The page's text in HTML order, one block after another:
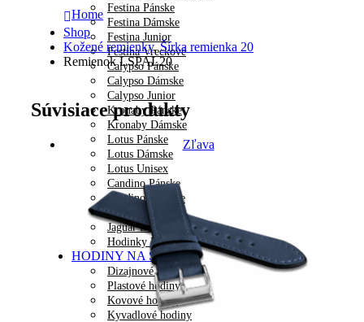
Festina Pánske
Festina Dámske
Festina Junior
Festina Vreckové
Calypso Pánske
Calypso Dámske
Calypso Junior
Kronaby Pánske
Kronaby Dámske
Lotus Pánske
Lotus Dámske
Lotus Unisex
Candino Pánske
Candino Dámske
Jaguar Pánske
Jaguar Dámske
Hodinky LAVVU
HODINY NA STENU
Dizajnové hodiny
Plastové hodiny
Kovové hodiny
Kyvadlové hodiny
Home
Shop
Kožené remienky,Šírka remienka 20
Remienok LSPAL20
Súvisiace produkty
Zľava